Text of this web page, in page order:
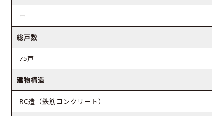
ー
総戸数
75戸
建物構造
RC造（鉄筋コンクリート）